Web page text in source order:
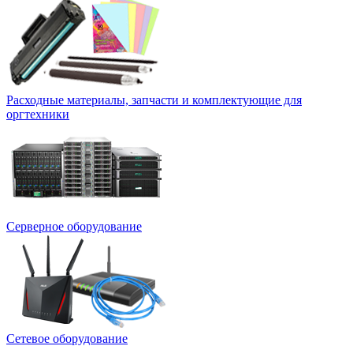
Расходные материалы, запчасти и комплектующие для
оргтехники
Серверное оборудование
Сетевое оборудование